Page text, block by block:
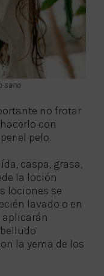
sano
no frotar
con
el pelo.
caspa, grasa,
la loción
lociones se
lavado o en
aplicarán
la yema de los